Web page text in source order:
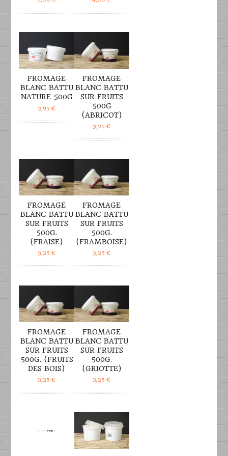
FROMAGE
BLANC BATTU
NATURE 500G
2,95€
FROMAGE
BLANC BATTU
SUR FRUITS
500G
(ABRICOT)
3,25€
FROMAGE
BLANC BATTU
SUR FRUITS
500G.
(FRAISE)
3,25€
FROMAGE
BLANC BATTU
SUR FRUITS
500G.
(FRAMBOISE)
3,25€
FROMAGE
BLANC BATTU
SUR FRUITS
500G. (FRUITS
DES BOIS)
3,25€
FROMAGE
BLANC BATTU
SUR FRUITS
500G.
(GRIOTTE)
3,25€